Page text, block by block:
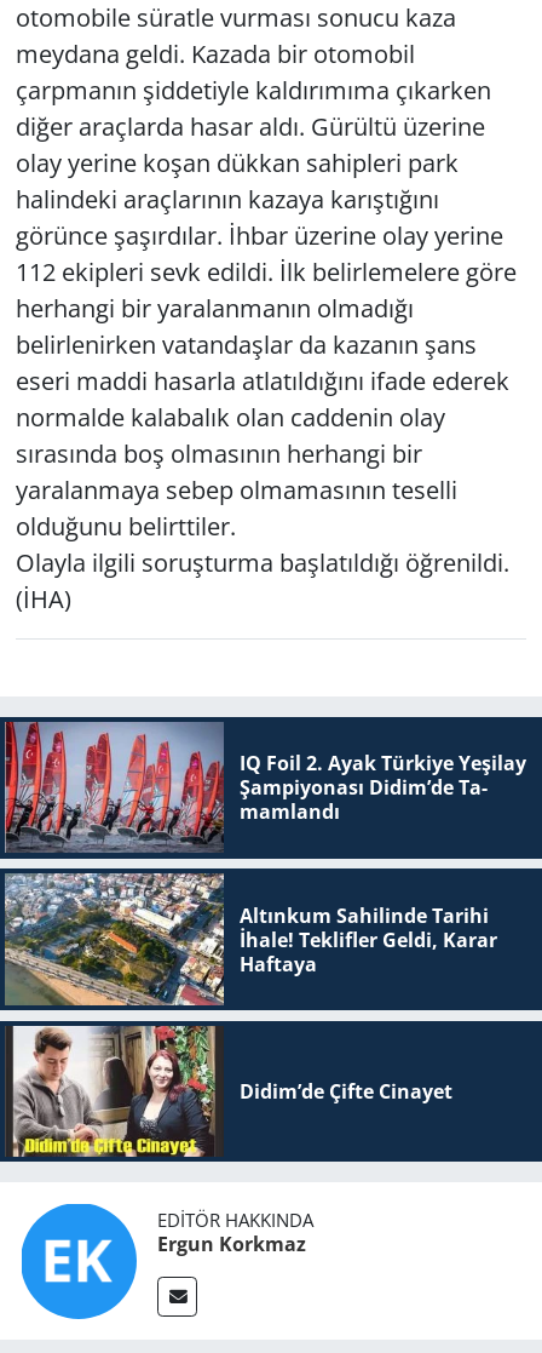
otomobile süratle vurması sonucu kaza
meydana geldi. Kazada bir otomobil
çarpmanın şiddetiyle kaldırımıma çıkarken
diğer araçlarda hasar aldı. Gürültü üzerine
olay yerine koşan dükkan sahipleri park
halindeki araçlarının kazaya karıştığını
görünce şaşırdılar. İhbar üzerine olay yerine
112 ekipleri sevk edildi. İlk belirlemelere göre
herhangi bir yaralanmanın olmadığı
belirlenirken vatandaşlar da kazanın şans
eseri maddi hasarla atlatıldığını ifade ederek
normalde kalabalık olan caddenin olay
sırasında boş olmasının herhangi bir
yaralanmaya sebep olmamasının teselli
olduğunu belirttiler.
Olayla ilgili soruşturma başlatıldığı öğrenildi.
(İHA)
IQ Foil 2. Ayak Tür­ki­ye Ye­şi­lay
Şam­pi­yo­na­sı Didim’de Ta­
mam­lan­dı
Altınkum Sahilinde Tarihi
İhale! Teklifler Geldi, Karar
Haftaya
Didim’de Çifte Ci­na­yet
EDITÖR HAKKINDA
Ergun Korkmaz